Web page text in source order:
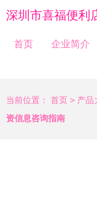
深圳市喜福便利
首页 企业简介
当前位置： 首页 > 产品
资信息咨询指南